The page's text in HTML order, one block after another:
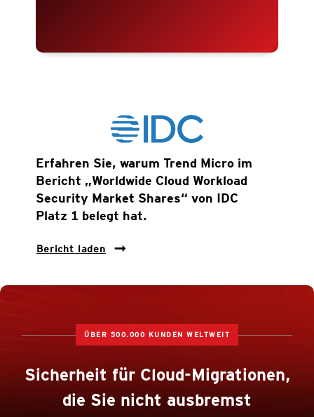
Erfahren Sie, warum Trend Micro im
Bericht „Worldwide Cloud Workload
Security Market Shares“ von IDC
Platz 1 belegt hat.
Bericht laden
ÜBER 500.000 KUNDEN WELTWEIT
Sicherheit für Cloud-Migrationen,
die Sie nicht ausbremst